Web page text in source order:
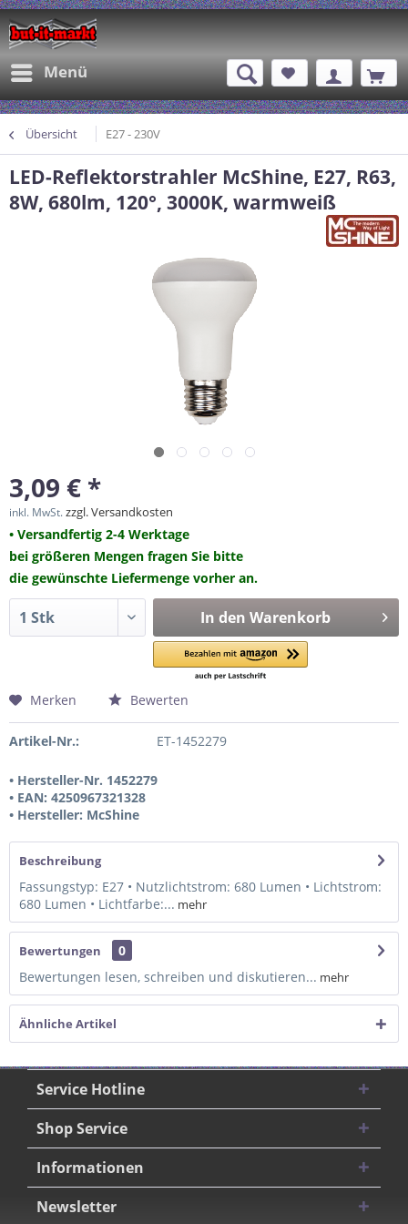
Menü
Übersicht E27 - 230V
LED-Reflektorstrahler McShine, E27, R63,
8W, 680lm, 120°, 3000K, warmweiß
3,09 € *
inkl. MwSt.zzgl. Versandkosten
• Versandfertig 2-4 Werktage
bei größeren Mengen fragen Sie bitte
die gewünschte Liefermenge vorher an.
In den Warenkorb
Merken Bewerten
Artikel-Nr.: ET-1452279
• Hersteller-Nr. 1452279
• EAN: 4250967321328
• Hersteller: McShine
Beschreibung
Fassungstyp: E27 • Nutzlichtstrom: 680 Lumen • Lichtstrom:
680 Lumen • Lichtfarbe:... mehr
Bewertungen
0
Bewertungen lesen, schreiben und diskutieren... mehr
Ähnliche Artikel
Service Hotline
Shop Service
Informationen
Newsletter